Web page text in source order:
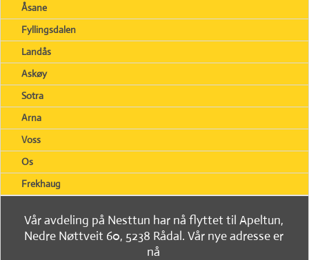
Åsane
Fyllingsdalen
Landås
Askøy
Sotra
Arna
Voss
Os
Frekhaug
Vår avdeling på Nesttun har nå flyttet til Apeltun,
Nedre Nøttveit 60, 5238 Rådal. Vår nye adresse er
nå